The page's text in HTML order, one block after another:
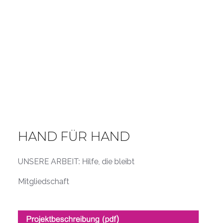
HAND FÜR HAND
UNSERE ARBEIT: Hilfe, die bleibt
Mitgliedschaft